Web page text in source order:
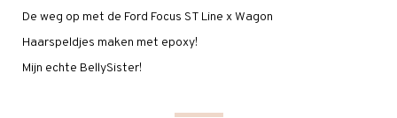
De weg op met de Ford Focus ST Line x Wagon
Haarspeldjes maken met epoxy!
Mijn echte BellySister!